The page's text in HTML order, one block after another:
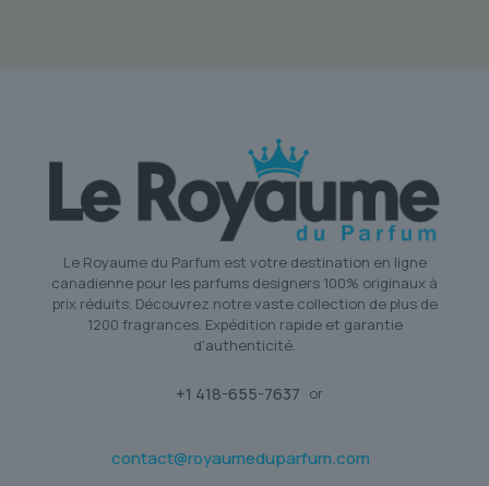
Le Royaume du Parfum est votre destination en ligne
canadienne pour les parfums designers 100% originaux à
prix réduits. Découvrez notre vaste collection de plus de
1200 fragrances. Expédition rapide et garantie
d'authenticité.
+1 418-655-7637 or
contact@royaumeduparfum.com